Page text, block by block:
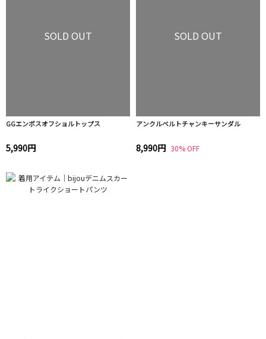
SOLD OUT
GGエンボスオフショルトップス
5,990円
SOLD OUT
アンクルベルトチャンキーサンダル
8,990円 30% OFF